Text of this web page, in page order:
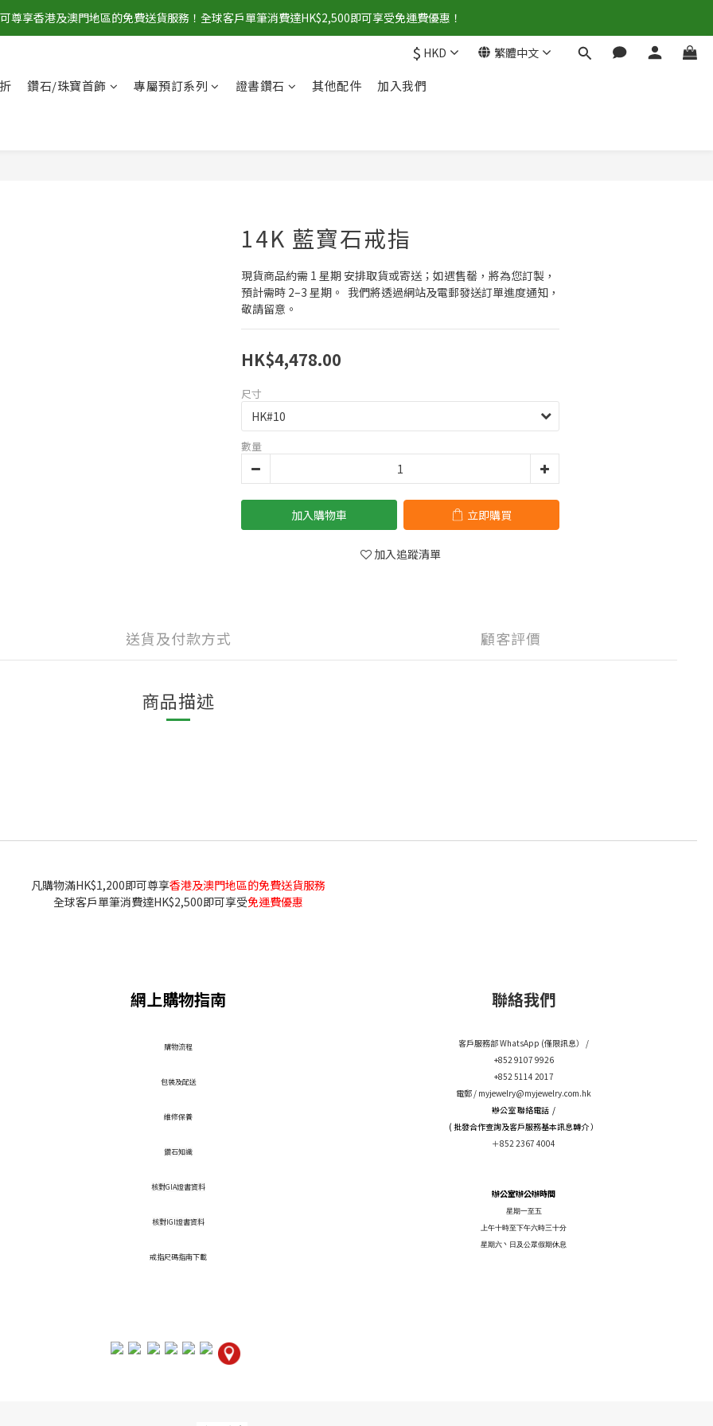
尊享香港及澳門地區的免費送貨服務！全球客戶單筆消費達HK$2,500即可享受免運費優惠！
$ HKD 繁體中文
鑽石/珠寶首飾 專屬預訂系列 證書鑽石 其他配件 加入我們
14K 藍寶石戒指
現貨商品約需 1 星期 安排取貨或寄送；如遇售罄，將為您訂製，
預計需時 2–3 星期。  我們將透過網站及電郵發送訂單進度通知，
敬請留意。
HK$4,478.00
尺寸
數量
加入購物車 立即購買
加入追蹤清單
送貨及付款方式 顧客評價
商品描述
凡購物滿HK$1,200即可尊享香港及澳門地區的免費送貨服務
全球客戶單筆消費達HK$2,500即可享受免運費優惠
網上購物指南
​購物流程
包裝及配送
維修保養
鑽石知識
核對GIA證書資料
核對IGI證書資料
戒指尺碼指南下載
聯絡我們
客戶服務部 WhatsApp (僅限訊息） /
+852 9107 9926
+852 5114 2017
電郵 / myjewelry@myjewelry.com.hk
辦公室 聯絡電話 /
( 批發合作查詢及客戶服務基本訊息轉介 ）
＋852 2367 4004
辦公室辦公辦時間
星期一至五
上午十時至下午六時三十分
星期六丶日及公眾假期休息